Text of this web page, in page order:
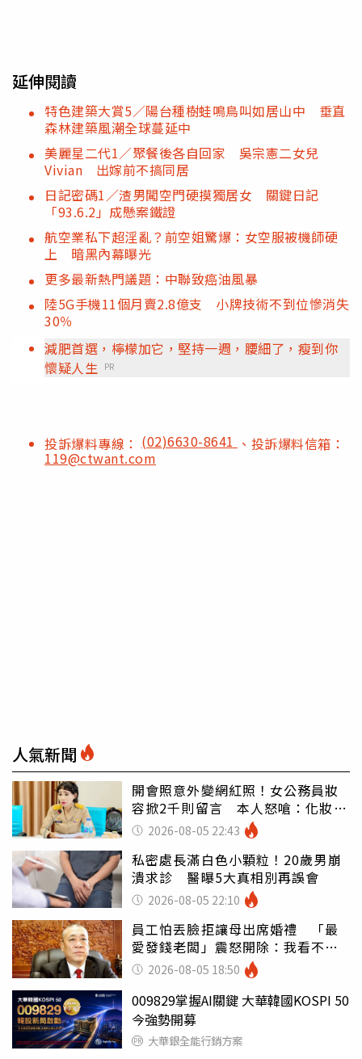
延伸閱讀
特色建築大賞5／陽台種樹蛙鳴鳥叫如居山中 垂直
森林建築風潮全球蔓延中
美麗星二代1／聚餐後各自回家 吳宗憲二女兒
Vivian 出嫁前不搞同居
日記密碼1／渣男闖空門硬摸獨居女 關鍵日記
「93.6.2」成懸案鐵證
航空業私下超淫亂？前空姐驚爆：女空服被機師硬
上 暗黑內幕曝光
更多最新熱門議題：中聯致癌油風暴
陸5G手機11個月賣2.8億支 小牌技術不到位慘消失
30％
減肥首選，檸檬加它，堅持一週，腰細了，瘦到你
懷疑人生 PR
投訴爆料專線： (02)6630-8641 、投訴爆料信箱：
119@ctwant.com
人氣新聞
開會照意外變網紅照！女公務員妝
容掀2千則留言 本人怒嗆：化妝有
錯嗎2026-08-05 22:43
私密處長滿白色小顆粒！20歲男崩
潰求診 醫曝5大真相別再誤會
2026-08-05 22:10
員工怕丟臉拒讓母出席婚禮 「最
愛發錢老闆」震怒開除：我看不起
你 2026-08-05 18:50
009829掌握AI關鍵 大華韓國KOSPI 50
今強勢開募
大華銀全能行銷方案